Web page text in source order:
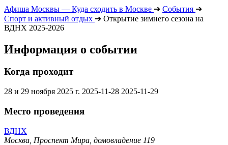
Афиша Москвы — Куда сходить в Москве ➔ События ➔
Спорт и активный отдых ➔ Открытие зимнего сезона на
ВДНХ 2025-2026
Информация о событии
Когда проходит
28 и 29 ноября 2025 г. 2025-11-28 2025-11-29
Место проведения
ВДНХ
Москва, Проспект Мира, домовладение 119